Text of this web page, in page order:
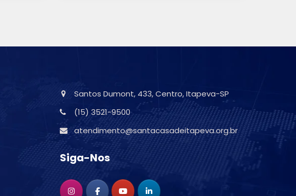
Santos Dumont, 433, Centro, Itapeva-SP
(15) 3521-9500
atendimento@santacasadeitapeva.org.br
Siga-Nos